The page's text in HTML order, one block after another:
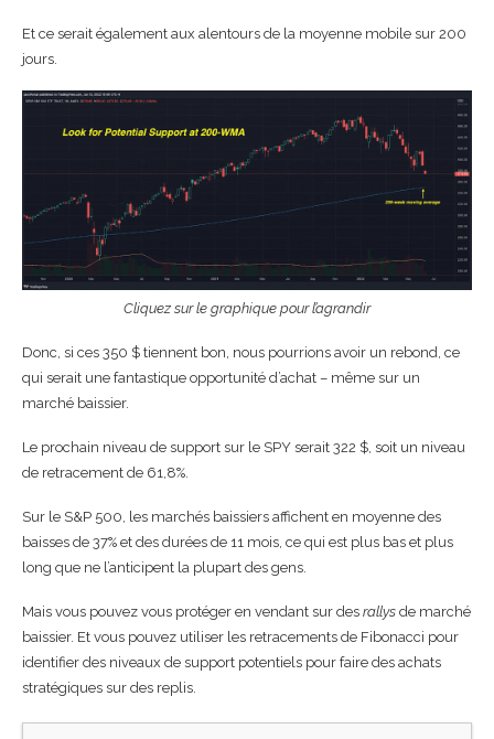
Et ce serait également aux alentours de la moyenne mobile sur 200
jours.
Cliquez sur le graphique pour l’agrandir
Donc, si ces 350 $ tiennent bon, nous pourrions avoir un rebond, ce
qui serait une fantastique opportunité d’achat – même sur un
marché baissier.
Le prochain niveau de support sur le SPY serait 322 $, soit un niveau
de retracement de 61,8%.
Sur le S&P 500, les marchés baissiers affichent en moyenne des
baisses de 37% et des durées de 11 mois, ce qui est plus bas et plus
long que ne l’anticipent la plupart des gens.
Mais vous pouvez vous protéger en vendant sur des rallys de marché
baissier. Et vous pouvez utiliser les retracements de Fibonacci pour
identifier des niveaux de support potentiels pour faire des achats
stratégiques sur des replis.